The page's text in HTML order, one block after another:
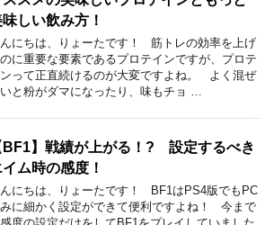
味しい飲み方！
にちは、りょーたです！ 筋トレの効率を上げ
に重要な要素であるプロテインですが、プロテ
って正直続けるのが大変ですよね。 よく混ぜ
と粉がダマになったり、味もチョ …
BF1】戦績が上がる！? 設定するべき
イム時の感度！
にちは、りょーたです！ BF1はPS4版でもPC
に細かく設定ができて便利ですよね！ 今まで